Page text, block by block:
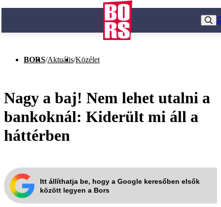
BORS/Aktuális/Közélet
Nagy a baj! Nem lehet utalni a
bankoknál: Kiderült mi áll a
háttérben
Itt állíthatja be, hogy a Google keresőben elsők
között legyen a Bors